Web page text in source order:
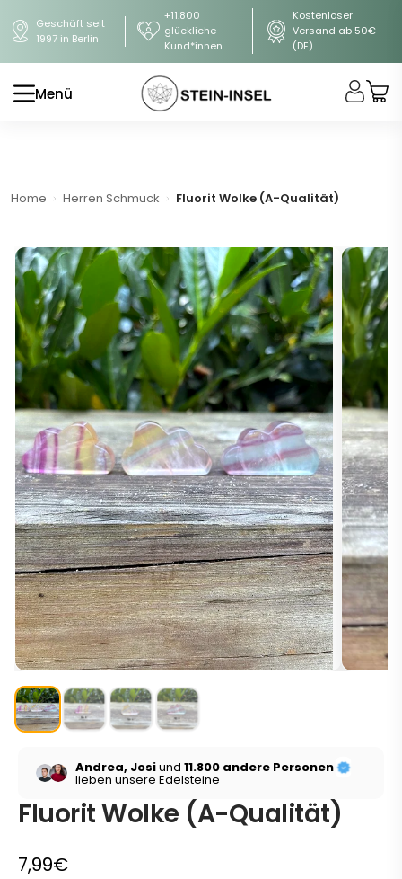
Geschäft seit
1997 in Berlin
+11.800
glückliche
Kund*innen
Kostenloser
Versand ab 50€
(DE)
Menü
Home Herren Schmuck Fluorit Wolke (A-Qualität)
Andrea, Josiund11.800 andere Personen
lieben unsere Edelsteine
Fluorit Wolke (A-Qualität)
7,99€